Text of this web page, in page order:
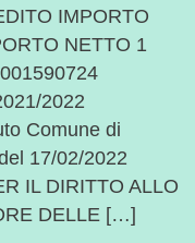
IMPORTO
NETTO 1
2022
Comune di
17/02/2022
IL DIRITTO ALLO
DELLE […]